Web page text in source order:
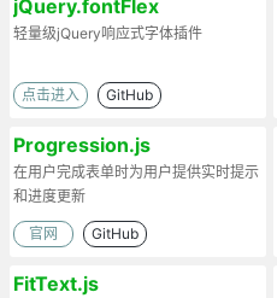
jQuery.fontFlex
轻量级jQuery响应式字体插件
点击进入 GitHub
Progression.js
在用户完成表单时为用户提供实时提示
和进度更新
官网 GitHub
FitText.js